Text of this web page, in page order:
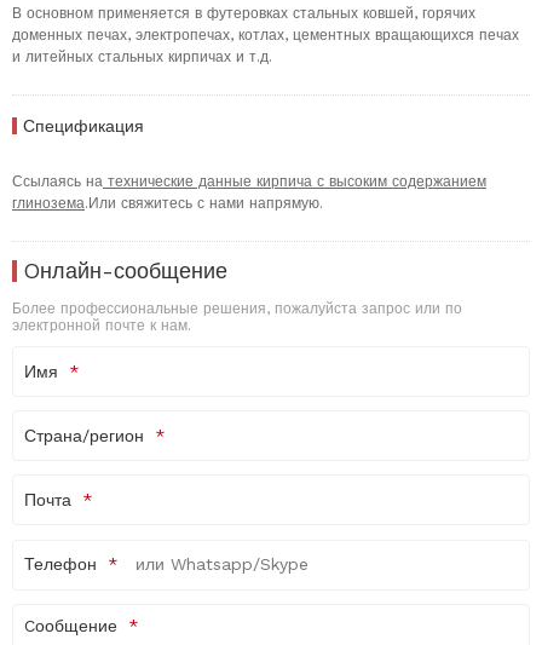
В основном применяется в футеровках стальных ковшей, горячих
доменных печах, электропечах, котлах, цементных вращающихся печах
и литейных стальных кирпичах и т.д.
Спецификация
Ссылаясь на технические данные кирпича с высоким содержанием
глинозема.Или свяжитесь с нами напрямую.
Oнлайн-сообщение
Более профессиональные решения, пожалуйста запрос или по
электронной почте к нам.
Имя
Страна/регион
Почта
Телефон
Cообщение